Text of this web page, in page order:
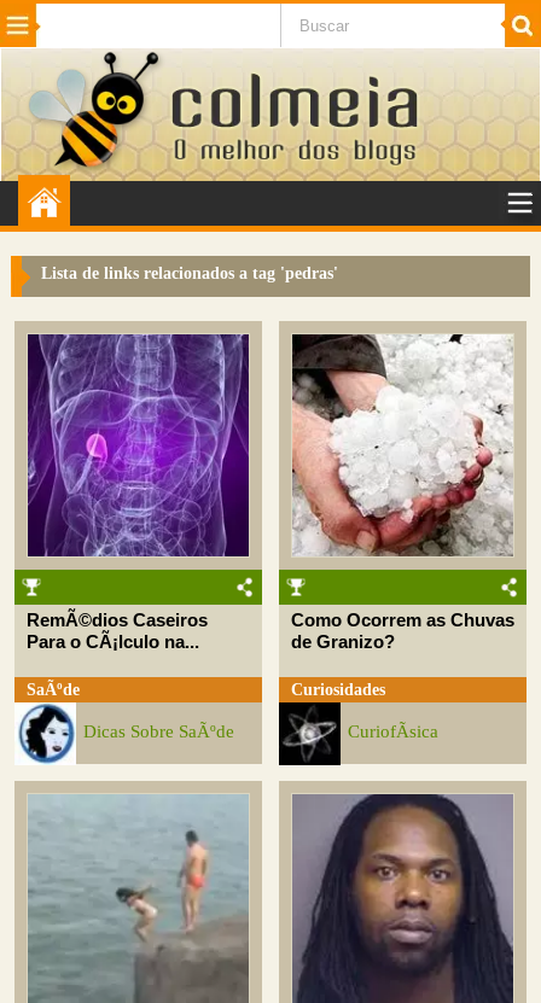
Beleza Cinema e TV
Internet Jogos NotÃ­cias SaÃºde
VeÃ­culos Adulto
Sugerir Link
Colmeia Exchange
Perguntas Frequentes
Sobre
Contato
Lista de links relacionados a tag 'pedras'
RemÃ©dios Caseiros
Para o CÃ¡lculo na...
SaÃºde
Dicas Sobre SaÃºde
Como Ocorrem as Chuvas
de Granizo?
Curiosidades
CuriofÃ­sica